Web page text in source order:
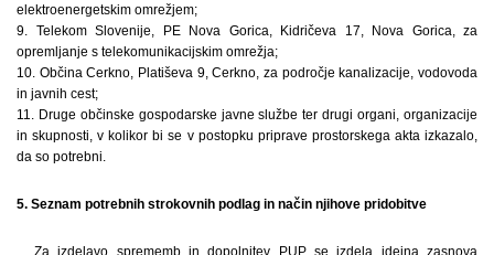
elektroenergetskim omrežjem;
9. Telekom Slovenije, PE Nova Gorica, Kidričeva 17, Nova Gorica, za
opremljanje s telekomunikacijskim omrežja;
10. Občina Cerkno, Platiševa 9, Cerkno, za področje kanalizacije, vodovoda
in javnih cest;
11. Druge občinske gospodarske javne službe ter drugi organi, organizacije
in skupnosti, v kolikor bi se v postopku priprave prostorskega akta izkazalo,
da so potrebni.
5. Seznam potrebnih strokovnih podlag in način njihove pridobitve
Za izdelavo sprememb in dopolnitev PUP se izdela idejna zasnova